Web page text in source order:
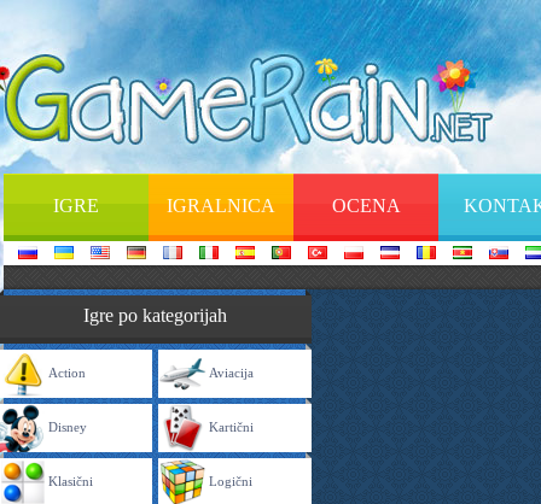
IGRE IGRALNICA OCENA
Igre po kategorijah
Action Aviacija
Disney Kartični
Klasični Logični